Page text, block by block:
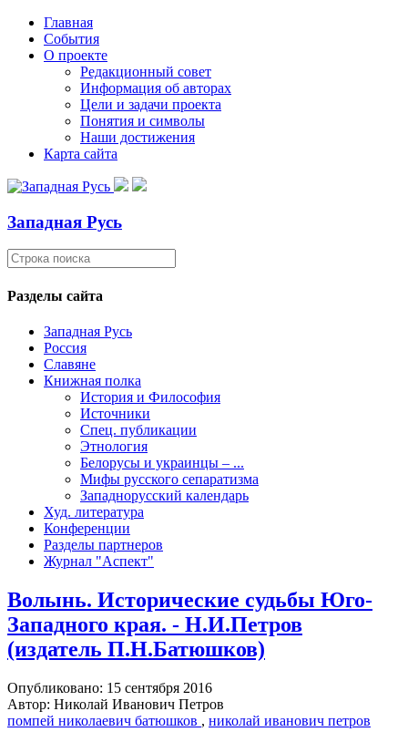
Главная
События
О проекте
Редакционный совет
Информация об авторах
Цели и задачи проекта
Понятия и символы
Наши достижения
Карта сайта
Западная Русь
Разделы сайта
Западная Русь
Россия
Славяне
Книжная полка
История и Философия
Источники
Спец. публикации
Этнология
Белорусы и украинцы – ...
Мифы русского сепаратизма
Западнорусский календарь
Худ. литература
Конференции
Разделы партнеров
Журнал "Аспект"
Волынь. Исторические судьбы Юго-
Западного края. - Н.И.Петров
(издатель П.Н.Батюшков)
Опубликовано: 15 сентября 2016
Автор: Николай Иванович Петров
помпей николаевич батюшков , николай иванович петров